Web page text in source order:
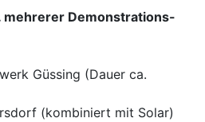
mehrerer Demonstrations-
Güssing (Dauer ca.
(kombiniert mit Solar)